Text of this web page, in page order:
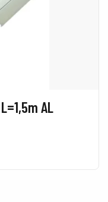
AL